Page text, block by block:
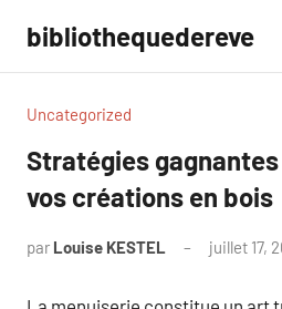
contenu
bibliothequedereve
Uncategorized
Stratégies
vos créations en bois
par Louise KESTEL juillet 17,